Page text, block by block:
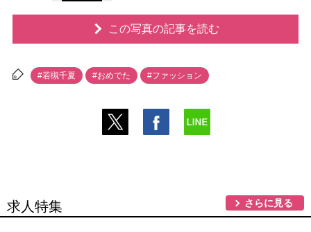
この写真の記事を読む
#若槻千夏 #おめでた #ファッション
求人特集 さらに見る